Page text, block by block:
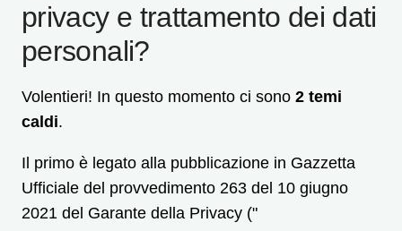
privacy e trattamento dei dati
personali?
Volentieri! In questo momento ci sono 2 temi
caldi.
Il primo è legato alla pubblicazione in Gazzetta
Ufficiale del provvedimento 263 del 10 giugno
2021 del Garante della Privacy ("